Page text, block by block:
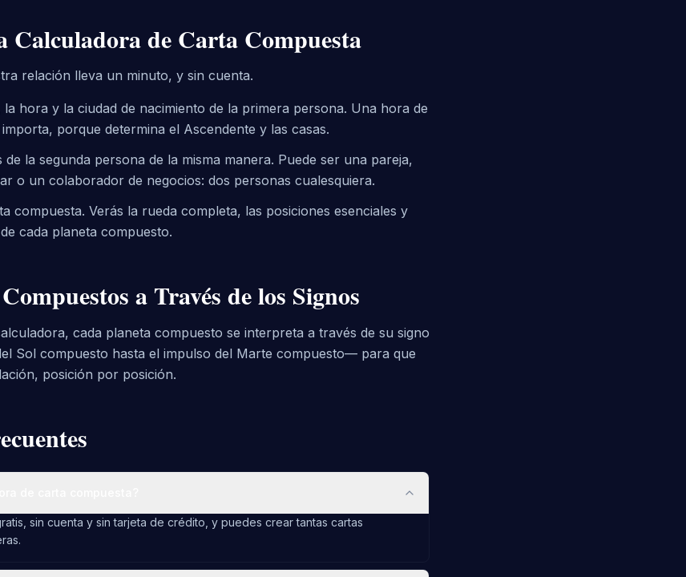
Calculadora de Carta Compuesta
relación lleva un minuto, y sin cuenta.
hora y la ciudad de nacimiento de la primera persona. Una hora de
porque determina el Ascendente y las casas.
la segunda persona de la misma manera. Puede ser una pareja,
o un colaborador de negocios: dos personas cualesquiera.
compuesta. Verás la rueda completa, las posiciones esenciales y
cada planeta compuesto.
a Través de los Signos
cada planeta compuesto se interpreta a través de su signo
Sol compuesto hasta el impulso del Marte compuesto— para que
posición por posición.
sin cuenta y sin tarjeta de crédito, y puedes crear tantas cartas